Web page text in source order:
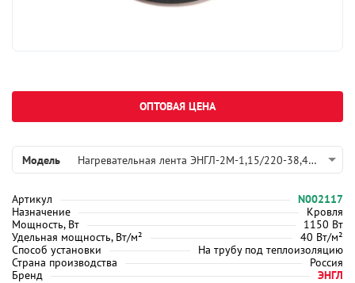
Модель Нагревательная лента ЭНГЛ-2М-1,15/220-38,41 (подключение с двух сторон)
Артикул
N002117
Назначение
Кровля
Мощность, Вт
1150 Вт
Удельная мощность, Вт/м²
40 Вт/м²
Способ установки
На трубу под теплоизоляцию
Страна производства
Россия
Бренд
ЭНГЛ
ОПТОВАЯ ЦЕНА